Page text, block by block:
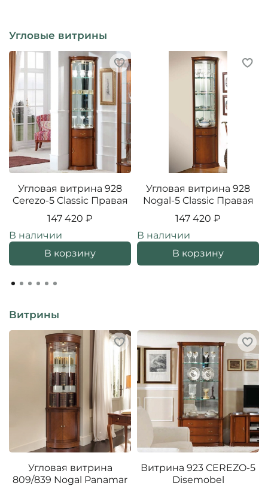
Угловые витрины
Угловая витрина 928
Cerezo-5 Classic Правая
147 420 ₽
В наличии
В корзину
Угловая витрина 928
Nogal-5 Classic Правая
147 420 ₽
В наличии
В корзину
Витрины
Угловая витрина
809/839 Nogal Panamar
Витрина 923 CEREZO-5
Disemobel